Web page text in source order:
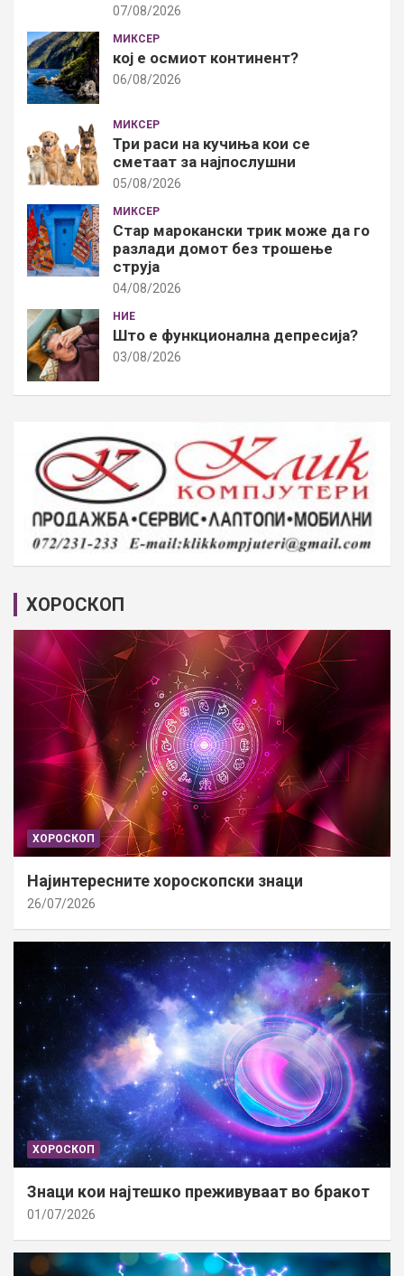
07/08/2026
МИКСЕР
кој е осмиот континент?
06/08/2026
МИКСЕР
Три раси на кучиња кои се
сметаат за најпослушни
05/08/2026
МИКСЕР
Стар марокански трик може да го
разлади домот без трошење
струја
04/08/2026
НИЕ
Што е функционална депресија?
03/08/2026
ХОРОСКОП
ХОРОСКОП
Најинтересните хороскопски знаци
26/07/2026
ХОРОСКОП
Знаци кои најтешко преживуваат во бракот
01/07/2026